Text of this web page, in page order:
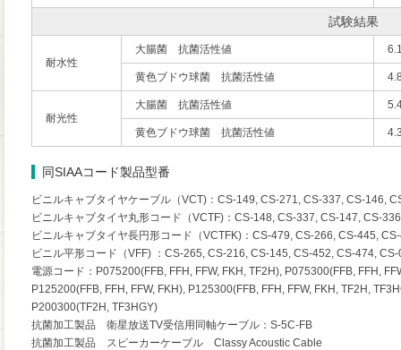
試験結果
耐水性
大腸菌 抗菌活性値
黄色ブドウ球菌 抗菌活性値
耐光性
大腸菌 抗菌活性値
黄色ブドウ球菌 抗菌活性値
同SIAAコード製品型番
ビニルキャブタイヤケーブル（VCT)：CS-149, CS-271, CS-337, CS-146,
ビニルキャブタイヤ丸形コード（VCTF)：CS-148, CS-337, CS-147, CS-
ビニルキャブタイヤ長円形コード（VCTFK)：CS-479, CS-266, CS-445,
ビニル平形コード（VFF) ：CS-265, CS-216, CS-145, CS-452, CS-474,
電源コード：P075200(FFB, FFH, FFW, FKH, TF2H), P075300(FFB, FFH,
P125200(FFB, FFH, FFW, FKH), P125300(FFB, FFH, FFW, FKH, TF2H,
P200300(TF2H, TF3HGY)
抗菌加工製品 衛星放送TV受信用同軸ケーブル：S-5C-FB
抗菌加工製品 スピーカーケーブル Classy Acoustic Cable